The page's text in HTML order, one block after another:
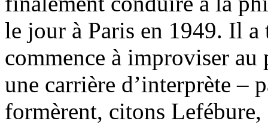
le jour à Paris en 1949. Il
commence à improviser
une carrière d’interprète –
formèrent, citons